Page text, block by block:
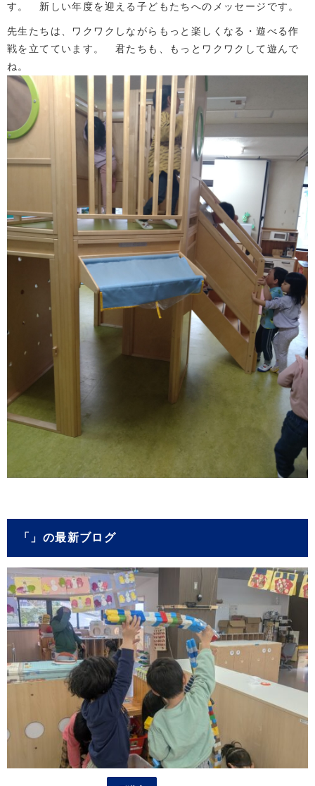
す。 新しい年度を迎える子どもたちへのメッセージです。
先生たちは、ワクワクしながらもっと楽しくなる・遊べる作
戦を立てています。 君たちも、もっとワクワクして遊んで
ね。
「」の最新ブログ